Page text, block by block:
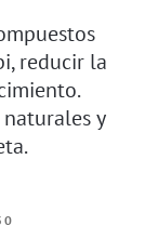
reducir la
y